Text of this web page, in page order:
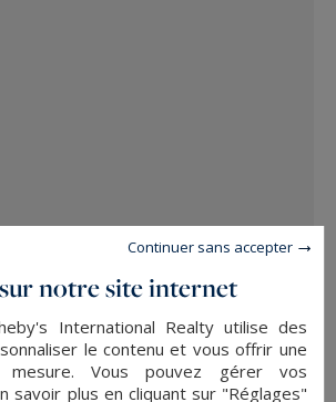
Saint-Tropez
notre site internet
International Realty utilise des
le contenu et vous offrir une
mesure. Vous pouvez gérer vos
savoir plus en cliquant sur "Réglages"
Continuer sans accepter